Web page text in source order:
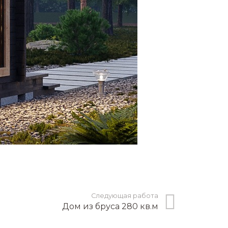
Следующая работа
Дом из бруса 280 кв.м